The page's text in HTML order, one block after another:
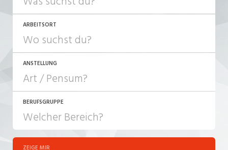
ARBEITSORT
ANSTELLUNG
JOB-TYP
Festanstellung
BERUFSGRUPPE
ZEIGE MIR